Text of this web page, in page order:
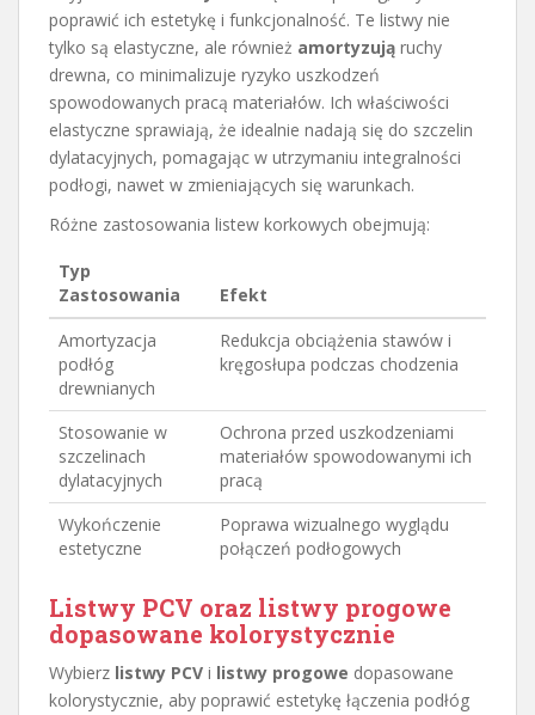
poprawić ich estetykę i funkcjonalność. Te listwy nie
tylko są elastyczne, ale również amortyzują ruchy
drewna, co minimalizuje ryzyko uszkodzeń
spowodowanych pracą materiałów. Ich właściwości
elastyczne sprawiają, że idealnie nadają się do szczelin
dylatacyjnych, pomagając w utrzymaniu integralności
podłogi, nawet w zmieniających się warunkach.
Różne zastosowania listew korkowych obejmują:
Typ
Zastosowania
Efekt
Amortyzacja
podłóg
drewnianych
Redukcja obciążenia stawów i
kręgosłupa podczas chodzenia
Stosowanie w
szczelinach
dylatacyjnych
Ochrona przed uszkodzeniami
materiałów spowodowanymi ich
pracą
Wykończenie
estetyczne
Poprawa wizualnego wyglądu
połączeń podłogowych
Listwy PCV oraz listwy progowe
dopasowane kolorystycznie
Wybierz listwy PCV i listwy progowe dopasowane
kolorystycznie, aby poprawić estetykę łączenia podłóg